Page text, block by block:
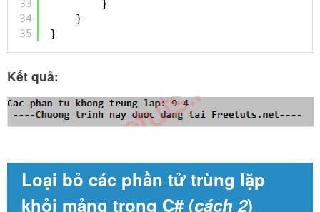
33
34
35
}
}
}
Kết quả:
Loại bỏ các phần tử trùng lặp
khỏi mảng trong C# (cách 2)